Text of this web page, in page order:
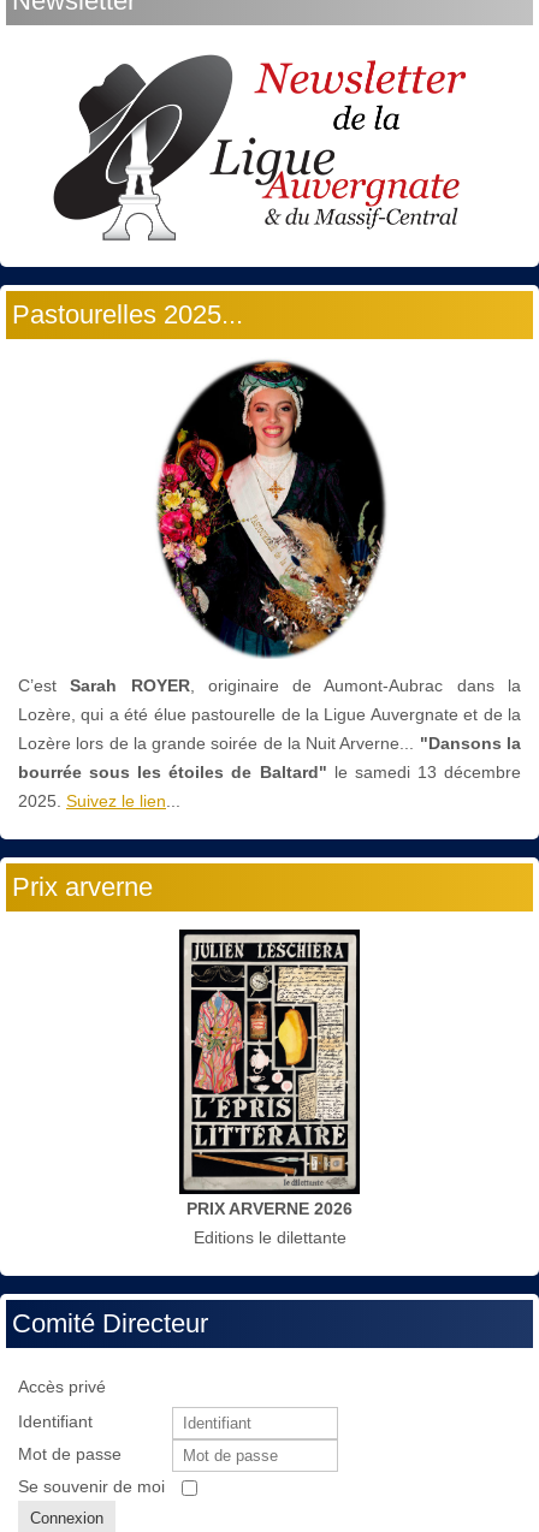
Pastourelles 2025...
C’estSarah ROYER, originaire de Aumont-Aubrac dans la
Lozère, qui a été élue pastourelle de la Ligue Auvergnate et de la
Lozère lors de la grande soirée de la Nuit Arverne... "Dansons la
bourrée sous les étoiles de Baltard" le samedi 13 décembre
2025. Suivez le lien...
Prix arverne
PRIX ARVERNE 2026
Editions le dilettante
Comité Directeur
Accès privé
Identifiant
Mot de passe
Se souvenir de moi
Connexion